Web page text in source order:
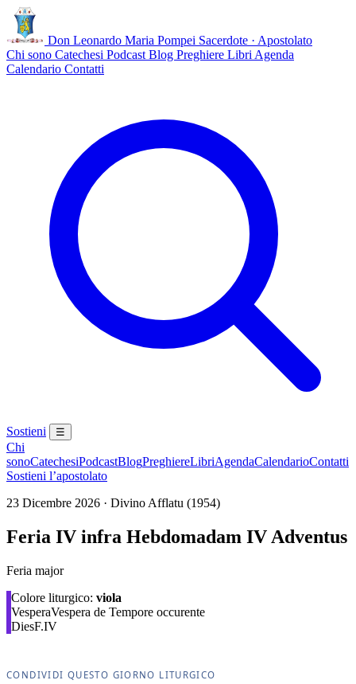
Don Leonardo Maria Pompei Sacerdote · Apostolato
Chi sono Catechesi Podcast Blog Preghiere Libri Agenda
Calendario Contatti
Sostieni ☰
Chi
sonoCatechesiPodcastBlogPreghiereLibriAgendaCalendarioContatti
Sostieni l’apostolato
23 Dicembre 2026 · Divino Afflatu (1954)
Feria IV infra Hebdomadam IV Adventus
Feria major
Colore liturgico: viola
VesperaVespera de Tempore occurente
DiesF.IV
CONDIVIDI QUESTO GIORNO LITURGICO